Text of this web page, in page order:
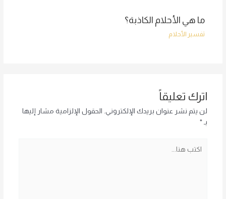
ما هي الأحلام الكاذبة؟
تفسير الأحلام
اترك تعليقاً
لن يتم نشر عنوان بريدك الإلكتروني. الحقول الإلزامية مشار إليها
بـ *
هنا...